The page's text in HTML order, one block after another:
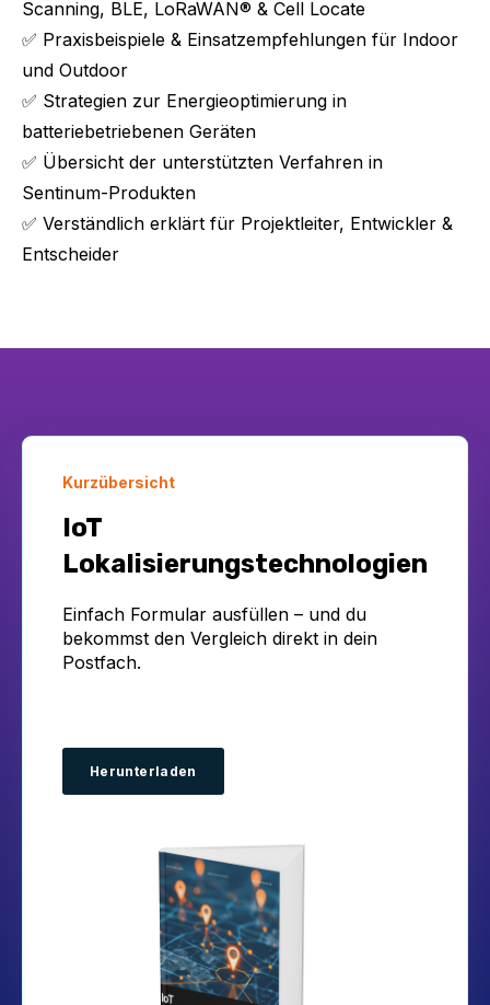
Scanning, BLE, LoRaWAN® & Cell Locate
✅ Praxisbeispiele & Einsatzempfehlungen für Indoor
und Outdoor
✅ Strategien zur Energieoptimierung in
batteriebetriebenen Geräten
✅ Übersicht der unterstützten Verfahren in
Sentinum-Produkten
✅ Verständlich erklärt für Projektleiter, Entwickler &
Entscheider
Kurzübersicht
IoT
Lokalisierungstechnologien
Einfach Formular ausfüllen – und du
bekommst den Vergleich direkt in dein
Postfach.
Herunterladen